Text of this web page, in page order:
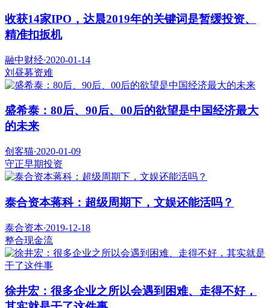
收获14家IPO，达晨2019年的关键词是暂缓投资、
精准扣扳机
融中财经·2020-01-14
刘昼募资难
盛希泰：80后、90后、00后的欲望是中国经济最大
的未来
创客猫·2020-01-09
守正早期投资
泰合资本蒋科：超级周期下，文娱还能活吗？
泰合资本·2019-12-18
整合现金流
徐井宏：很多企业之所以会遇到困难、走得不好，